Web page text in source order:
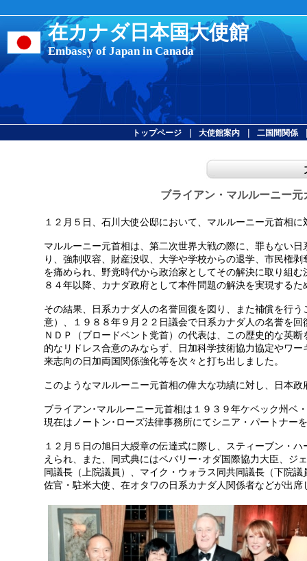
在カナダ日本国大使館
Embassy of Japan in Canada
トップページ | 大使館案内 | 二国間関係
ブライアン・マルルーニー
１２月５日、石川大使公邸において、マルルーニー元首相
マルルーニー元首相は、第二次世界大戦の際に、罪もない
り、強制収容、財産没収、大学や学校からの退学、市民権
を痛められ、野党時代から政治家としてその解決に取り組
８４年以降、カナダ政府として本件問題の解決を実現する
その結果、日系カナダ人の名誉回復を図り、また補償を行
意）、１９８８年９月２２日議会で日系カナダ人の名誉を
ＮＤＰ（ブロードベント党首）の代表は、この歴史的な英
的なリドレス合意のみならず、日加科学技術協力協定やワ
来志向の日加両国関係強化等を次々と打ち出しました。
このようなマルルーニー元首相の偉大な功績に対し、日本
ブライアン･マルルーニー元首相は１９３９年ケベック州ベ
現在はノートン･ローズ法律事務所にてシニア・パートナー
１２月５日の旭日大綬章の伝達式に際し、スティーブン・
えられ、また、同式典にはベバリー･オダ国際協力大臣、
同議長（上院議員）、マイク・ウォラス同共同議長（下院
佐官・駐米大使、在オタワの日系カナダ人関係者などが出